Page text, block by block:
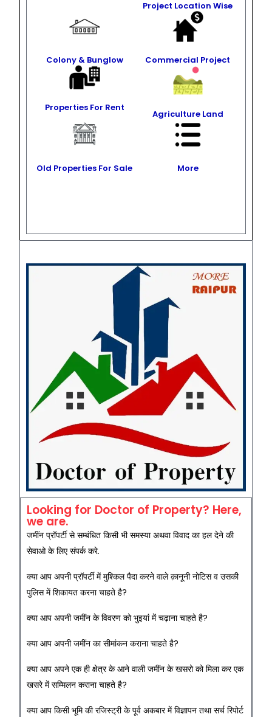
Project Location Wise
Colony & Bunglow Commercial Project
Properties For Rent
Agriculture Land
Old Properties For Sale More
Looking for Doctor of Property? Here,
we are.
जमींन प्रॉपर्टी से सम्बंधित किसी भी समस्या अथवा विवाद का हल देने की
सेवाओ के लिए संपर्क करे.
क्या आप अपनी प्रॉपर्टी में मुश्किल पैदा करने वाले क़ानूनी नोटिस व उसकी
पुलिस में शिकायत करना चाहते है?
क्या आप अपनी जमींन के विवरण को भुइयां में चढ़ाना चाहते है?
क्या आप अपनी जमींन का सीमांकन कराना चाहते है?
क्या आप अपने एक ही क्षेत्र के आने वाली जमींन के खसरो को मिला कर एक
खसरे में सम्मिलन कराना चाहते है?
क्या आप किसी भूमि की रजिस्ट्री के पूर्व अकबार में विज्ञापन तथा सर्च रिपोर्ट